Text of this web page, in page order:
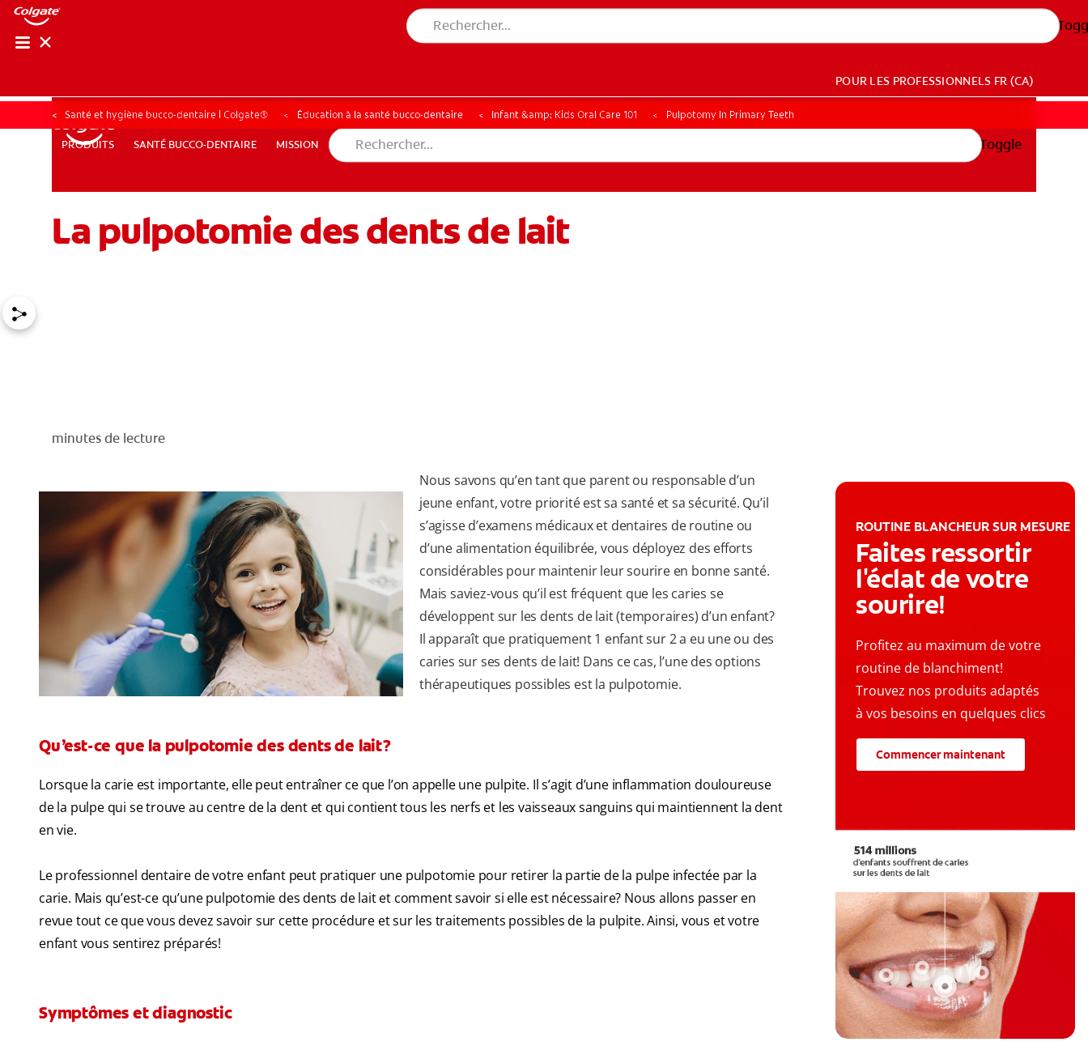
PRODUITS SANTÉ BUCCO-DENTAIRE MISSION
POUR LES PROFESSIONNELS FR (CA)
POUR LES PROFESSIONNELS FR (CA)
PRODUITS SANTÉ BUCCO-DENTAIRE MISSION
RECHERCHE DES SOLUTIONS IDÉALES
Toggle
Santé et hygiène bucco-dentaire | Colgate® Éducation à la santé bucco-dentaire Infant &amp; Kids Oral Care 101 Pulpotomy In Primary Teeth
La pulpotomie des dents de lait
minutes de lecture
Nous savons qu’en tant que parent ou responsable d’un
jeune enfant, votre priorité est sa santé et sa sécurité. Qu’il
s’agisse d’examens médicaux et dentaires de routine ou
d’une alimentation équilibrée, vous déployez des efforts
considérables pour maintenir leur sourire en bonne santé.
Mais saviez-vous qu’il est fréquent que les caries se
développent sur les dents de lait (temporaires) d’un enfant?
Il apparaît que pratiquement 1 enfant sur 2 a eu une ou des
caries sur ses dents de lait! Dans ce cas, l’une des options
thérapeutiques possibles est la pulpotomie.
Qu’est-ce que la pulpotomie des dents de lait?
Lorsque la carie est importante, elle peut entraîner ce que l’on appelle une pulpite. Il s’agit d’une inflammation douloureuse
de la pulpe qui se trouve au centre de la dent et qui contient tous les nerfs et les vaisseaux sanguins qui maintiennent la dent
en vie.
Le professionnel dentaire de votre enfant peut pratiquer une pulpotomie pour retirer la partie de la pulpe infectée par la
carie. Mais qu’est-ce qu’une pulpotomie des dents de lait et comment savoir si elle est nécessaire? Nous allons passer en
revue tout ce que vous devez savoir sur cette procédure et sur les traitements possibles de la pulpite. Ainsi, vous et votre
enfant vous sentirez préparés!
Symptômes et diagnostic
ROUTINE BLANCHEUR SUR MESURE
Faites ressortir
l'éclat de votre
sourire!
Profitez au maximum de votre
routine de blanchiment!
Trouvez nos produits adaptés
à vos besoins en quelques clics
Commencer maintenant